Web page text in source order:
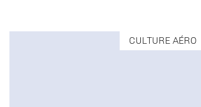
CULTURE AÉRO